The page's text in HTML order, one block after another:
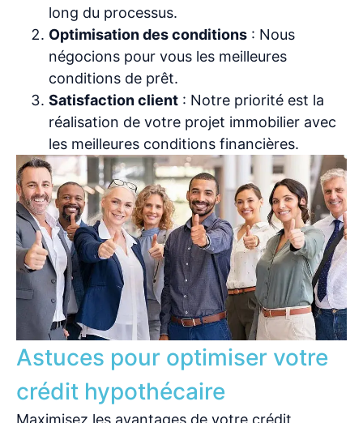
long du processus.
Optimisation des conditions : Nous
négocions pour vous les meilleures
conditions de prêt.
Satisfaction client : Notre priorité est la
réalisation de votre projet immobilier avec
les meilleures conditions financières.
Astuces pour optimiser votre
crédit hypothécaire
Maximisez les avantages de votre crédit